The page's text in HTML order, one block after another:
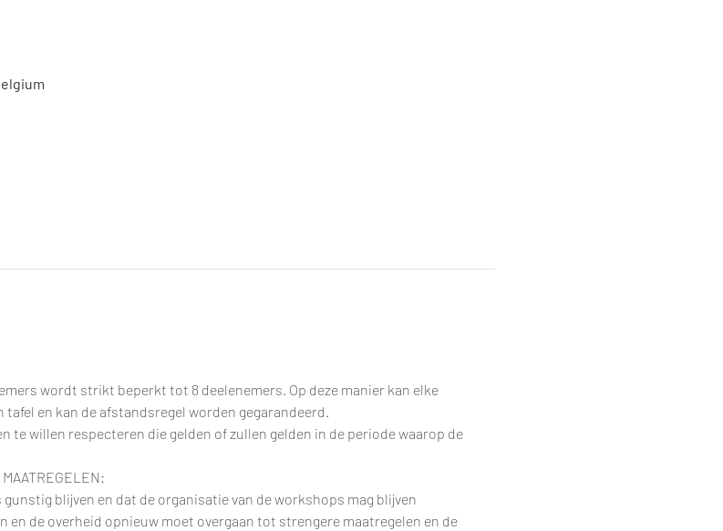
wordt strikt beperkt tot 8 deelenemers. Op deze manier kan elke
en kan de afstandsregel worden gegarandeerd.
te willen respecteren die gelden of zullen gelden in de periode waarop de
blijven en dat de organisatie van de workshops mag blijven
en de overheid opnieuw moet overgaan tot strengere maatregelen en de